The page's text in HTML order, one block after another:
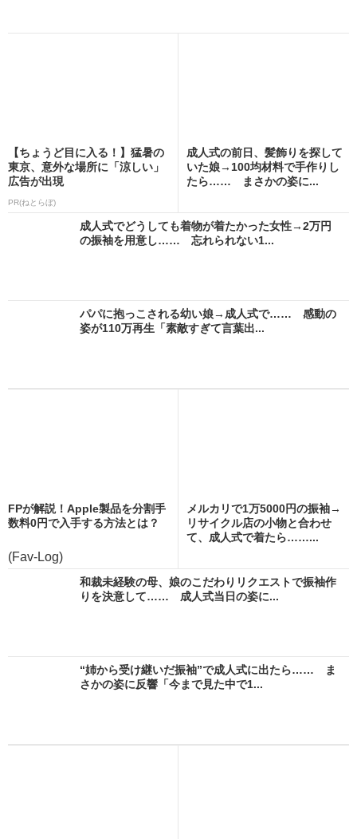
【ちょうど目に入る！】猛暑の
東京、意外な場所に「涼しい」
広告が出現
PR(ねとらぼ)
成人式の前日、髪飾りを探して
いた娘→100均材料で手作りし
たら…… まさかの姿に...
成人式でどうしても着物が着たかった女性→2万円
の振袖を用意し…… 忘れられない1...
パパに抱っこされる幼い娘→成人式で…… 感動の
姿が110万再生「素敵すぎて言葉出...
FPが解説！Apple製品を分割手
数料0円で入手する方法とは？
(Fav-Log)
メルカリで1万5000円の振袖→
リサイクル店の小物と合わせ
て、成人式で着たら……...
和裁未経験の母、娘のこだわりリクエストで振袖作
りを決意して…… 成人式当日の姿に...
“姉から受け継いだ振袖”で成人式に出たら…… ま
さかの姿に反響「今まで見た中で1...